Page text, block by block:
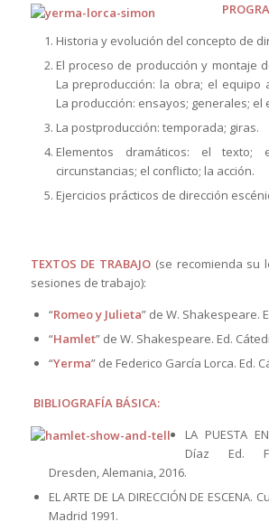
Historia y evolución del concepto de
El proceso de producción y montaje
La preproducción: la obra; el equipo
La producción: ensayos; generales; el
La postproducción: temporada; giras.
Elementos dramáticos: el texto;
circunstancias; el conflicto; la acción.
Ejercicios prácticos de dirección
TEXTOS DE TRABAJO (se recomienda su
sesiones de trabajo):
“Romeo y Julieta” de W. Shakespeare.
“Hamlet” de W. Shakespeare. Ed.
“Yerma” de Federico García Lorca. Ed.
BIBLIOGRAFÍA BÁSICA:
LA PUESTA
Díaz Ed.
Dresden, Alemania, 2016.
EL ARTE DE LA DIRECCIÓN DE ESCENA.
Madrid 1991.